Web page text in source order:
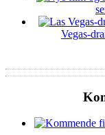
Vegas-